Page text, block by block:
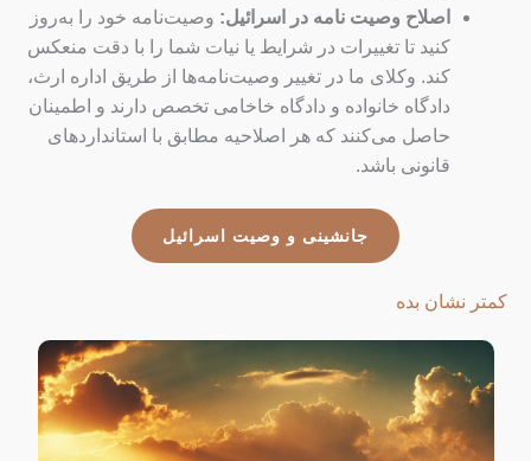
اصلاح وصیت نامه در اسرائیل: وصیت‌نامه خود را به‌روز
کنید تا تغییرات در شرایط یا نیات شما را با دقت منعکس
کند. وکلای ما در تغییر وصیت‌نامه‌ها از طریق اداره ارث،
دادگاه خانواده و دادگاه خاخامی تخصص دارند و اطمینان
حاصل می‌کنند که هر اصلاحیه مطابق با استانداردهای
قانونی باشد.
جانشینی و وصیت اسرائیل
کمتر نشان بده